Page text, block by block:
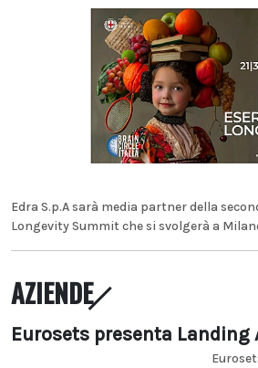
Edra S.p.A sarà media partner della
Longevity Summit che si svolgerà a
AZIENDE
Eurosets presenta Landing